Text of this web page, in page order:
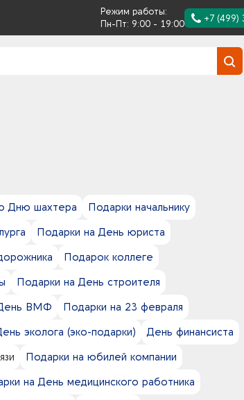
Режим работы:
Пн-Пт: 9:00 - 19:00
+7 (499)
Дню шахтера
Подарки начальнику
Подарки на День юриста
Подарок коллеге
Подарки на День строителя
ВМФ
Подарки на 23 февраля
эколога (эко-подарки)
День финансиста
Подарки на юбилей компании
на День медицинского работника